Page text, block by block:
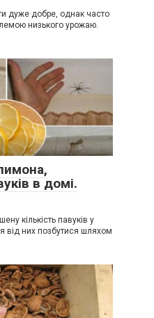
дуже добре, однак часто
низького урожаю.
в домі.
кількість павуків у
від них позбутися шляхом